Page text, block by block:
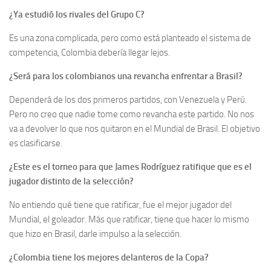
¿Ya estudió los rivales del Grupo C?
Es una zona complicada, pero como está planteado el sistema de
competencia, Colombia debería llegar lejos.
¿Será para los colombianos una revancha enfrentar a Brasil?
Dependerá de los dos primeros partidos, con Venezuela y Perú.
Pero no creo que nadie tome como revancha este partido. No nos
va a devolver lo que nos quitaron en el Mundial de Brasil. El objetivo
es clasificarse.
¿Este es el torneo para que James Rodríguez ratifique que es el
jugador distinto de la selección?
No entiendo qué tiene que ratificar, fue el mejor jugador del
Mundial, el goleador. Más que ratificar, tiene que hacer lo mismo
que hizo en Brasil, darle impulso a la selección.
¿Colombia tiene los mejores delanteros de la Copa?